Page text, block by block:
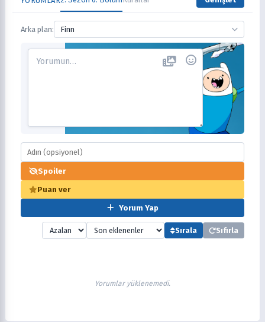
Arka plan: Finn
Spoiler
Puan ver
Yorum Yap
Sırala Sıfırla
Yorumlar yüklenemedi.